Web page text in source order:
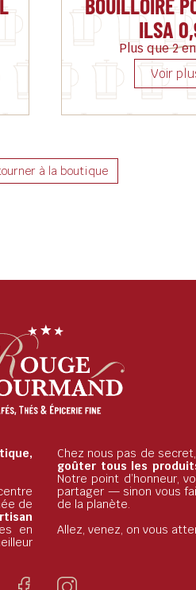
BOUILLOIRE
ILSA
Plus que 2
à la boutique
de
en
Chez nous pas de secret,
goûter tous les
Notre point d’honneur,
partager — sinon vous
de la planète.
Allez, venez, on vous